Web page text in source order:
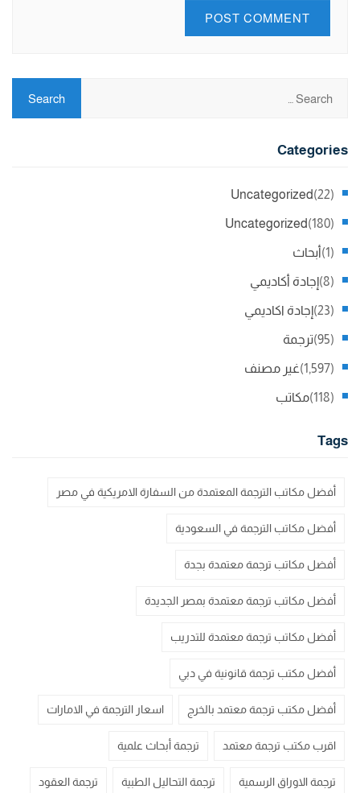
Categories
Uncategorized (22)
Uncategorized (180)
أبحاث (1)
إجادة أكاديمي (8)
إجادة اكاديمي (23)
ترجمة (95)
غير مصنف (1,597)
مكاتب (118)
Tags
أفضل مكاتب الترجمة المعتمدة من السفارة الامريكية في مصر
أفضل مكاتب الترجمة في السعودية
أفضل مكاتب ترجمة معتمدة بجدة
أفضل مكاتب ترجمة معتمدة بمصر الجديدة
أفضل مكاتب ترجمة معتمدة للتدريب
أفضل مكتب ترجمة قانونية في دبي
أفضل مكتب ترجمة معتمد بالخرج اسعار الترجمة في الامارات
اقرب مكتب ترجمة معتمد ترجمة أبحاث علمية
ترجمة الاوراق الرسمية ترجمة التحاليل الطبية ترجمة العقود